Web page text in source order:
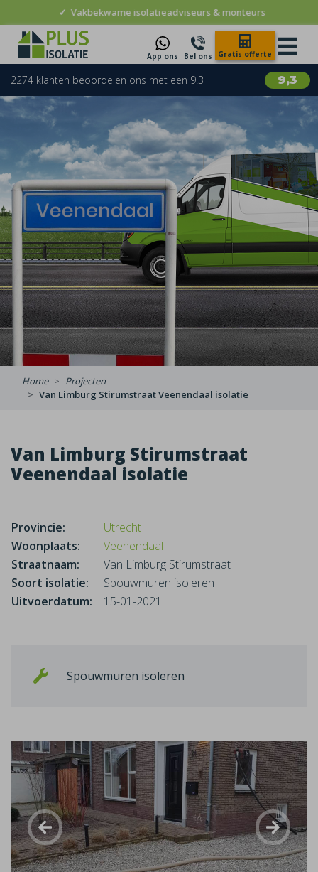
✓ Vakbekwame isolatieadviseurs & monteurs
App ons Bel ons Gratis offerte
9,3
2274 klanten beoordelen ons met een 9.3
Home
Projecten
Van Limburg Stirumstraat Veenendaal isolatie
Van Limburg Stirumstraat
Veenendaal isolatie
Provincie:
Utrecht
Woonplaats:
Veenendaal
Straatnaam:
Van Limburg Stirumstraat
Soort isolatie:
Spouwmuren isoleren
Uitvoerdatum:
15-01-2021
Spouwmuren isoleren